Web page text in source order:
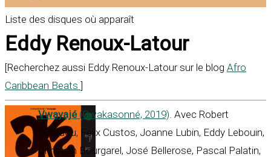
Liste des disques où apparaît
Eddy Renoux-Latour
[Recherchez aussi Eddy Renoux-Latour sur le blog Afro
Caribbean Beats ]
Vwayajé(Gwakasonné, 2019). Avec Robert
Oumaou, Felix Custos, Joanne Lubin, Eddy Lebouin,
Christian Bourgarel, José Bellerose, Pascal Palatin,